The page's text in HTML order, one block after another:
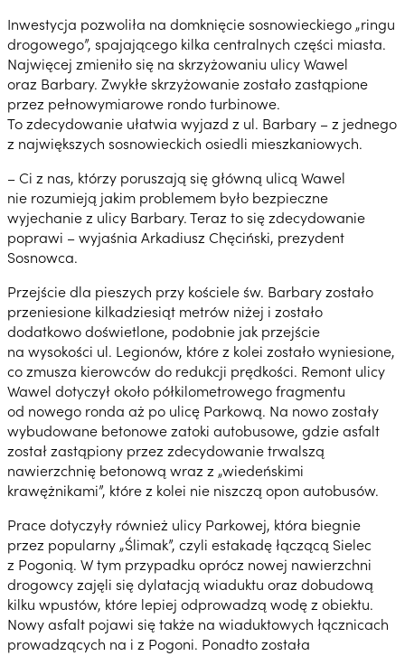
Inwestycja pozwoliła na domknięcie sosnowieckiego „ringu
drogowego”, spajającego kilka centralnych części miasta.
Najwięcej zmieniło się na skrzyżowaniu ulicy Wawel
oraz Barbary. Zwykłe skrzyżowanie zostało zastąpione
przez pełnowymiarowe rondo turbinowe.
To zdecydowanie ułatwia wyjazd z ul. Barbary – z jednego
z największych sosnowieckich osiedli mieszkaniowych.
– Ci z nas, którzy poruszają się główną ulicą Wawel
nie rozumieją jakim problemem było bezpieczne
wyjechanie z ulicy Barbary. Teraz to się zdecydowanie
poprawi – wyjaśnia Arkadiusz Chęciński, prezydent
Sosnowca.
Przejście dla pieszych przy kościele św. Barbary zostało
przeniesione kilkadziesiąt metrów niżej i zostało
dodatkowo doświetlone, podobnie jak przejście
na wysokości ul. Legionów, które z kolei zostało wyniesione,
co zmusza kierowców do redukcji prędkości. Remont ulicy
Wawel dotyczył około półkilometrowego fragmentu
od nowego ronda aż po ulicę Parkową. Na nowo zostały
wybudowane betonowe zatoki autobusowe, gdzie asfalt
został zastąpiony przez zdecydowanie trwalszą
nawierzchnię betonową wraz z „wiedeńskimi
krawężnikami”, które z kolei nie niszczą opon autobusów.
Prace dotyczyły również ulicy Parkowej, która biegnie
przez popularny „Ślimak”, czyli estakadę łączącą Sielec
z Pogonią. W tym przypadku oprócz nowej nawierzchni
drogowcy zajęli się dylatacją wiaduktu oraz dobudową
kilku wpustów, które lepiej odprowadzą wodę z obiektu.
Nowy asfalt pojawi się także na wiaduktowych łącznicach
prowadzących na i z Pogoni. Ponadto została